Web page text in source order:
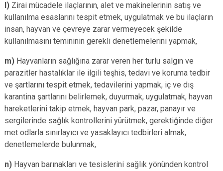
l) Zirai mücadele ilaçlarının, alet ve makinelerinin satış ve
kullanılma esaslarını tespit etmek, uygulatmak ve bu ilaçların
insan, hayvan ve çevreye zarar vermeyecek şekilde
kullanılmasını temininin gerekli denetlemelerini yapmak,
m) Hayvanların sağlığına zarar veren her turlu salgın ve
parazitler hastalıklar ile ilgili teşhis, tedavi ve koruma tedbir
ve şartlarını tespit etmek, tedavilerini yapmak, iç ve dış
karantina şartlarını belirlemek, duyurmak, uygulatmak, hayvan
hareketlerini takip etmek, hayvan park, pazar, panayır ve
sergilerinde sağlık kontrollerini yürütmek, gerektiğinde diğer
met odlarla sınırlayıcı ve yasaklayıcı tedbirleri almak,
denetlemelerde bulunmak,
n) Hayvan barınakları ve tesislerini sağlık yönünden kontrol